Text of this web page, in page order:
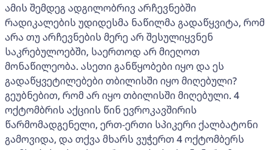
ამის შემდეგ ადგილობრივ არჩევნებში
რადიკალების უდიდესმა ნაწილმა გადაწყვიტა, რომ
არა თუ არჩევნების მერე არ შესულიყვნენ
საკრებულოებში, საერთოდ არ მიეღოთ
მონაწილეობა. ასეთი განწყობები იყო და ეს
გადაწყვეტილებები თბილისში იყო მიღებული?
გეუბნებით, რომ არ იყო თბილისში მიღებული. 4
ოქტომბრის აქციის წინ ევროკავშირის
წარმომადგენელი, ერთ-ერთი სპიკერი ქალბატონი
გამოვიდა, და თქვა მხარს ვუჭერთ 4 ოქტომბერს